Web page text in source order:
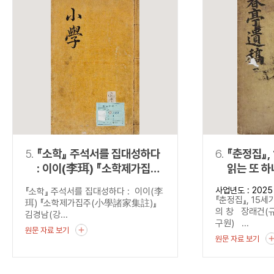
5. 『소학』 주석서를 집대성하다
: 이이(李珥) 『소학제가집주
『소학』 주석서를 집대성하다 : 이이(李
珥) 『소학제가집주(小學諸家集註)』
김경남(강...
원문 자료 보기
6. 『춘정집
읽는 또
사업년도 : 2025
『춘정집』, 15
의 창 장래건(
구원) ...
원문 자료 보기